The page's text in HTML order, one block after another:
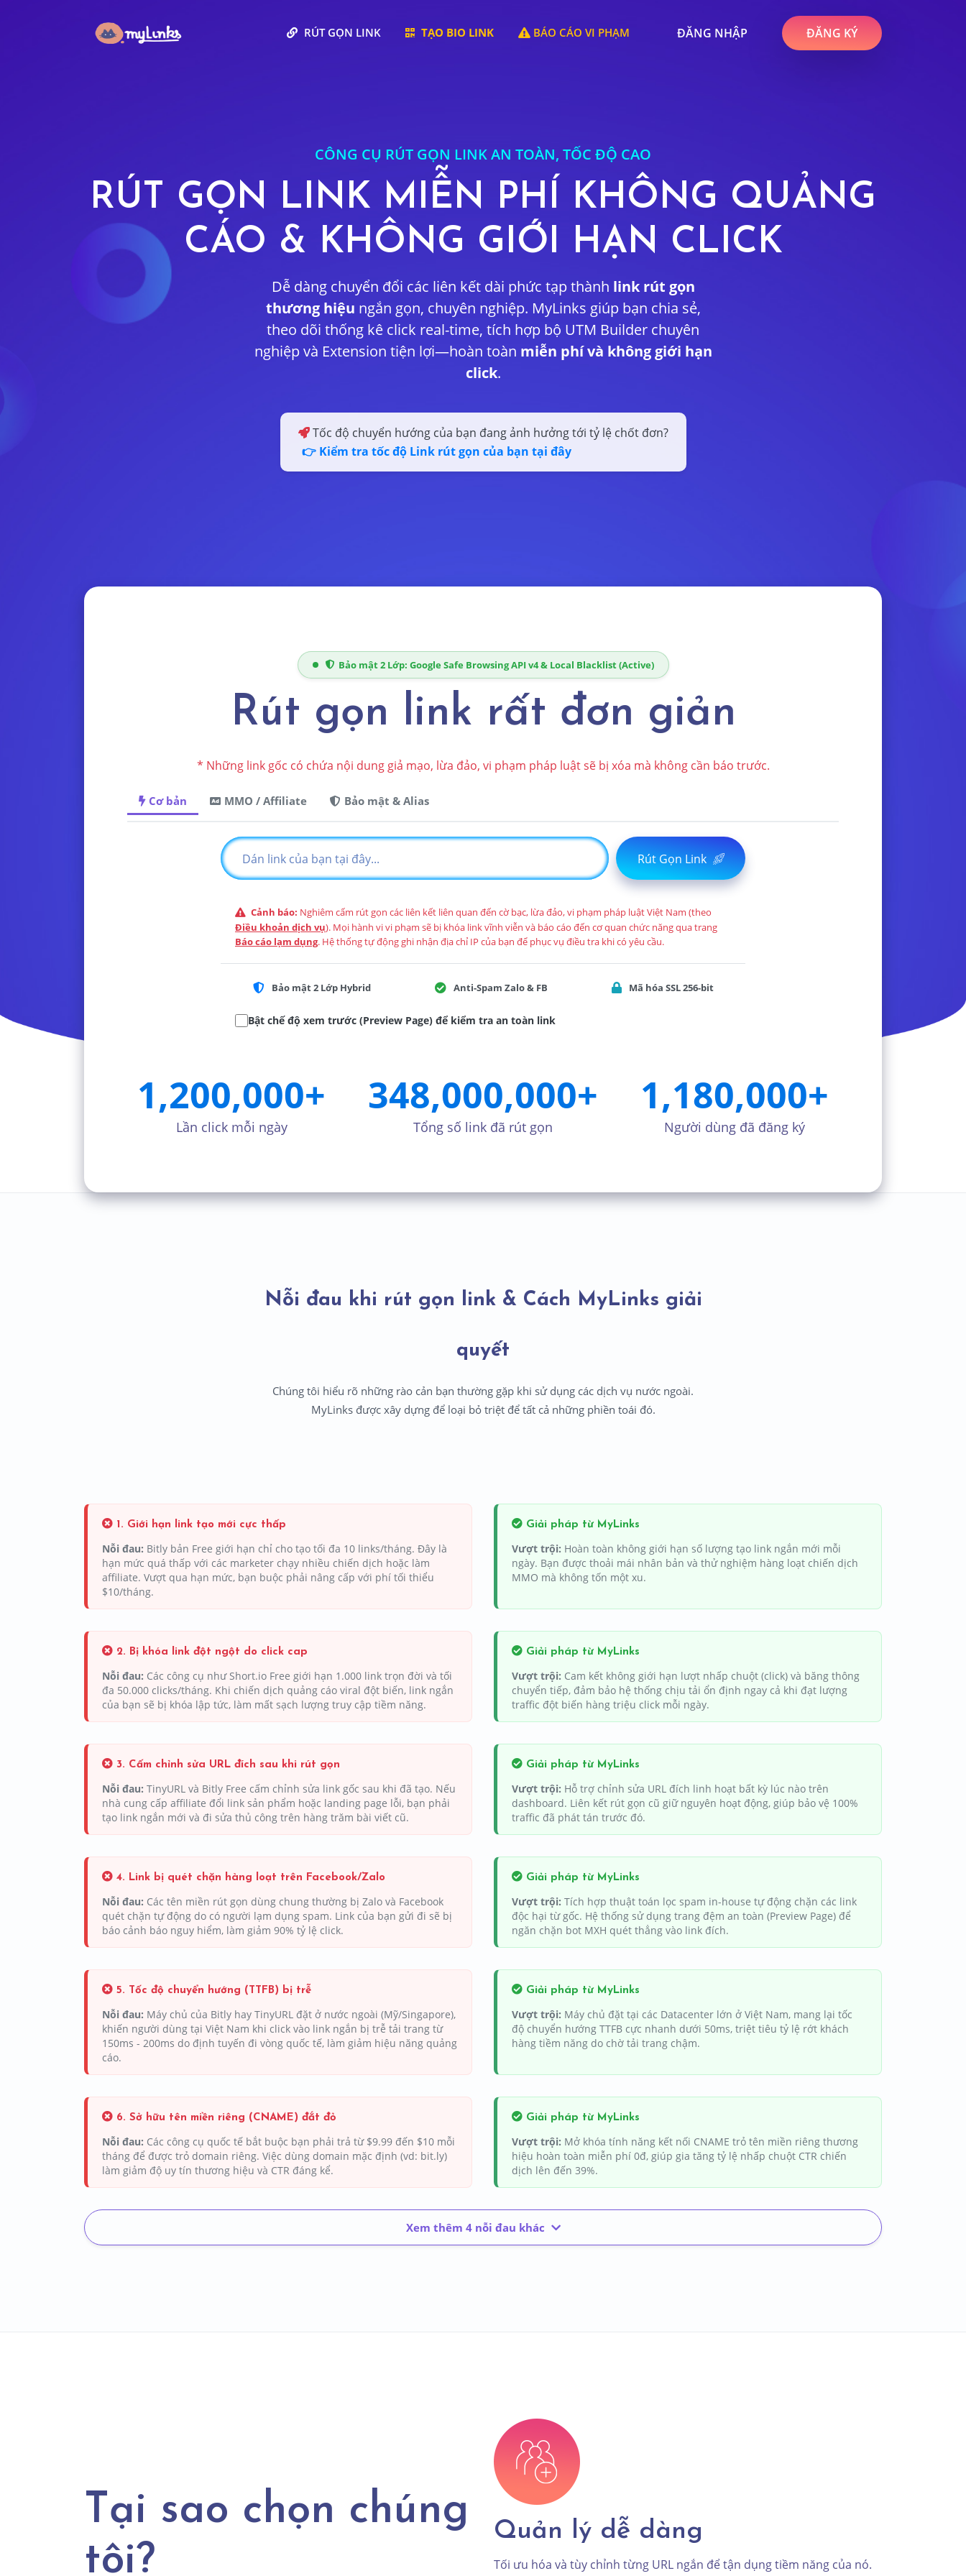
RÚT GỌN LINK TẠO BIO LINK BÁO CÁO VI PHẠM ĐĂNG NHẬP ĐĂNG KÝ
CÔNG CỤ RÚT GỌN LINK AN TOÀN, TỐC ĐỘ CAO
RÚT GỌN LINK MIỄN PHÍ KHÔNG QUẢNG
CÁO & KHÔNG GIỚI HẠN CLICK
Dễ dàng chuyển đổi các liên kết dài phức tạp thành link rút gọn
thương hiệu ngắn gọn, chuyên nghiệp. MyLinks giúp bạn chia sẻ,
theo dõi thống kê click real-time, tích hợp bộ UTM Builder chuyên
nghiệp và Extension tiện lợi—hoàn toàn miễn phí và không giới hạn
click.
Tốc độ chuyển hướng của bạn đang ảnh hưởng tới tỷ lệ chốt đơn?
👉 Kiểm tra tốc độ Link rút gọn của bạn tại đây
Bảo mật 2 Lớp: Google Safe Browsing API v4 & Local Blacklist (Active)
Rút gọn link rất đơn giản
* Những link gốc có chứa nội dung giả mạo, lừa đảo, vi phạm pháp luật sẽ bị xóa mà không cần báo trước.
Cơ bản MMO / Affiliate Bảo mật & Alias
Rút Gọn Link
Cảnh báo: Nghiêm cấm rút gọn các liên kết liên quan đến cờ bạc, lừa đảo, vi phạm pháp luật Việt Nam (theo
Điều khoản dịch vụ). Mọi hành vi vi phạm sẽ bị khóa link vĩnh viễn và báo cáo đến cơ quan chức năng qua trang
Báo cáo lạm dụng. Hệ thống tự động ghi nhận địa chỉ IP của bạn để phục vụ điều tra khi có yêu cầu.
Bảo mật 2 Lớp Hybrid Anti-Spam Zalo & FB Mã hóa SSL 256-bit
Bật chế độ xem trước (Preview Page) để kiểm tra an toàn link
1,200,000+
Lần click mỗi ngày
348,000,000+
Tổng số link đã rút gọn
1,180,000+
Người dùng đã đăng ký
Nỗi đau khi rút gọn link & Cách MyLinks giải
quyết
Chúng tôi hiểu rõ những rào cản bạn thường gặp khi sử dụng các dịch vụ nước ngoài.
MyLinks được xây dựng để loại bỏ triệt để tất cả những phiền toái đó.
1. Giới hạn link tạo mới cực thấp
Nỗi đau: Bitly bản Free giới hạn chỉ cho tạo tối đa 10 links/tháng. Đây là
hạn mức quá thấp với các marketer chạy nhiều chiến dịch hoặc làm
affiliate. Vượt qua hạn mức, bạn buộc phải nâng cấp với phí tối thiểu
$10/tháng.
Giải pháp từ MyLinks
Vượt trội: Hoàn toàn không giới hạn số lượng tạo link ngắn mới mỗi
ngày. Bạn được thoải mái nhân bản và thử nghiệm hàng loạt chiến dịch
MMO mà không tốn một xu.
2. Bị khóa link đột ngột do click cap
Nỗi đau: Các công cụ như Short.io Free giới hạn 1.000 link trọn đời và tối
đa 50.000 clicks/tháng. Khi chiến dịch quảng cáo viral đột biến, link ngắn
của bạn sẽ bị khóa lập tức, làm mất sạch lượng truy cập tiềm năng.
Giải pháp từ MyLinks
Vượt trội: Cam kết không giới hạn lượt nhấp chuột (click) và băng thông
chuyển tiếp, đảm bảo hệ thống chịu tải ổn định ngay cả khi đạt lượng
traffic đột biến hàng triệu click mỗi ngày.
3. Cấm chỉnh sửa URL đích sau khi rút gọn
Nỗi đau: TinyURL và Bitly Free cấm chỉnh sửa link gốc sau khi đã tạo. Nếu
nhà cung cấp affiliate đổi link sản phẩm hoặc landing page lỗi, bạn phải
tạo link ngắn mới và đi sửa thủ công trên hàng trăm bài viết cũ.
Giải pháp từ MyLinks
Vượt trội: Hỗ trợ chỉnh sửa URL đích linh hoạt bất kỳ lúc nào trên
dashboard. Liên kết rút gọn cũ giữ nguyên hoạt động, giúp bảo vệ 100%
traffic đã phát tán trước đó.
4. Link bị quét chặn hàng loạt trên Facebook/Zalo
Nỗi đau: Các tên miền rút gọn dùng chung thường bị Zalo và Facebook
quét chặn tự động do có người lạm dụng spam. Link của bạn gửi đi sẽ bị
báo cảnh báo nguy hiểm, làm giảm 90% tỷ lệ click.
Giải pháp từ MyLinks
Vượt trội: Tích hợp thuật toán lọc spam in-house tự động chặn các link
độc hại từ gốc. Hệ thống sử dụng trang đệm an toàn (Preview Page) để
ngăn chặn bot MXH quét thẳng vào link đích.
5. Tốc độ chuyển hướng (TTFB) bị trễ
Nỗi đau: Máy chủ của Bitly hay TinyURL đặt ở nước ngoài (Mỹ/Singapore),
khiến người dùng tại Việt Nam khi click vào link ngắn bị trễ tải trang từ
150ms - 200ms do định tuyến đi vòng quốc tế, làm giảm hiệu năng quảng
cáo.
Giải pháp từ MyLinks
Vượt trội: Máy chủ đặt tại các Datacenter lớn ở Việt Nam, mang lại tốc
độ chuyển hướng TTFB cực nhanh dưới 50ms, triệt tiêu tỷ lệ rớt khách
hàng tiềm năng do chờ tải trang chậm.
6. Sở hữu tên miền riêng (CNAME) đắt đỏ
Nỗi đau: Các công cụ quốc tế bắt buộc bạn phải trả từ $9.99 đến $10 mỗi
tháng để được trỏ domain riêng. Việc dùng domain mặc định (vd: bit.ly)
làm giảm độ uy tín thương hiệu và CTR đáng kể.
Giải pháp từ MyLinks
Vượt trội: Mở khóa tính năng kết nối CNAME trỏ tên miền riêng thương
hiệu hoàn toàn miễn phí 0đ, giúp gia tăng tỷ lệ nhấp chuột CTR chiến
dịch lên đến 39%.
Xem thêm 4 nỗi đau khác
Tại sao chọn chúng
tôi?
Quản lý dễ dàng
Tối ưu hóa và tùy chỉnh từng URL ngắn để tận dụng tiềm năng của nó.